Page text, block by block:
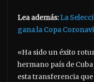
Lea además:La
gana la Copa
«Ha sido un éxito
hermano país de
esta transferencia